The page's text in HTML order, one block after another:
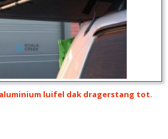
aluminium luifel dak dragerstang tot.